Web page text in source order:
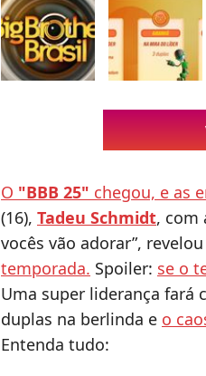
O "BBB 25" chegou, e as
(16), Tadeu Schmidt, com
vocês vão adorar”, revelou
temporada. Spoiler: se o
Uma super liderança fará
duplas na berlinda e o
Entenda tudo: